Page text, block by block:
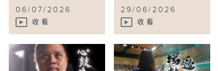
06/07/2026
收看
29/06/2026
收看